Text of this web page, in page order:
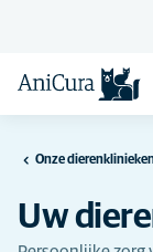
Onze
Uw